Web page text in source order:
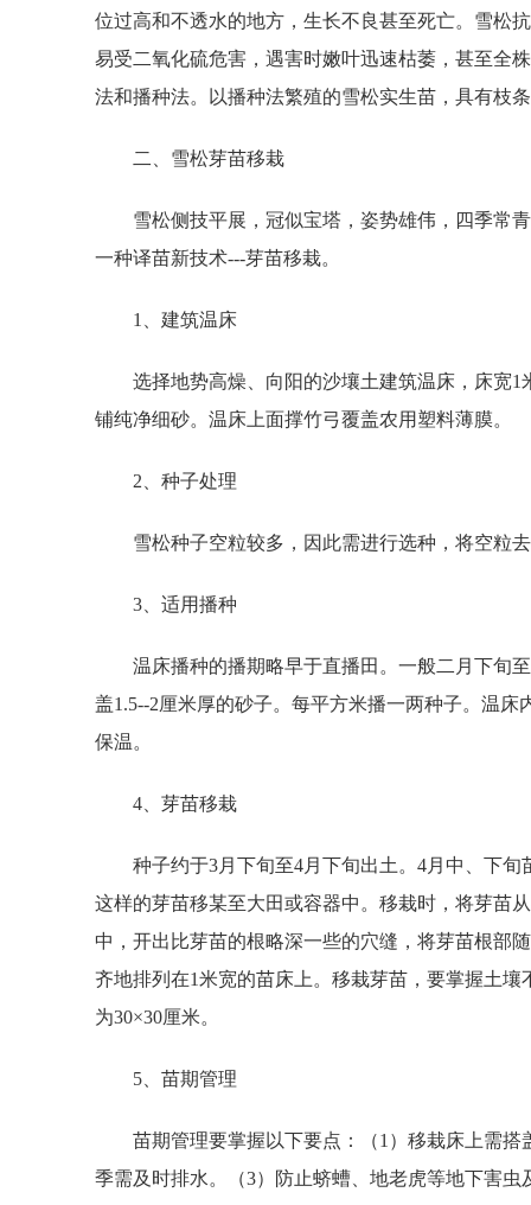
位过高和不透水的地方，生长不良甚至死亡。雪松
易受二氧化硫危害，遇害时嫩叶迅速枯萎，甚至全
法和播种法。以播种法繁殖的雪松实生苗，具有
二、雪松芽苗移栽
雪松侧技平展，冠似宝塔，姿势雄伟，四季常青
一种译苗新技术---芽苗移栽。
1、建筑温床
选择地势高燥、向阳的沙壤土建筑温床，床宽1
铺纯净细砂。温床上面撑竹弓覆盖农用塑料薄膜。
2、种子处理
雪松种子空粒较多，因此需进行选种，将空粒去
3、适用播种
温床播种的播期略早于直播田。一般二月下旬至
盖1.5--2厘米厚的砂子。每平方米播一两种子。温
保温。
4、芽苗移栽
种子约于3月下旬至4月下旬出土。4月中、下旬
这样的芽苗移某至大田或容器中。移栽时，将芽苗
中，开出比芽苗的根略深一些的穴缝，将芽苗根部
齐地排列在1米宽的苗床上。移栽芽苗，要掌握土
为30×30厘米。
5、苗期管理
苗期管理要掌握以下要点：（1）移栽床上需搭
季需及时排水。（3）防止蛴螬、地老虎等地下害